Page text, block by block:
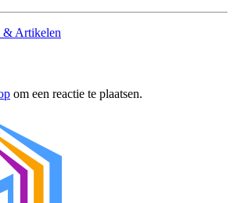
& Artikelen
om een reactie te plaatsen.